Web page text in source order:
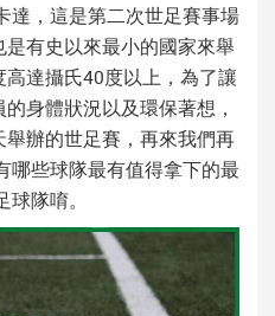
達，這是第二次世足賽事場
有史以來最小的國家來舉
達攝氏40度以上，為了讓
的身體狀況以及環保著想，
辦的世足賽，再來我們再
哪些球隊最有值得拿下的最
球隊唷。